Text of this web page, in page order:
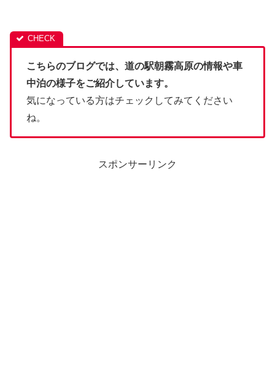
こちらのブログでは、道の駅朝霧高原の情報や車
中泊の様子をご紹介しています。
気になっている方はチェックしてみてください
ね。
スポンサーリンク